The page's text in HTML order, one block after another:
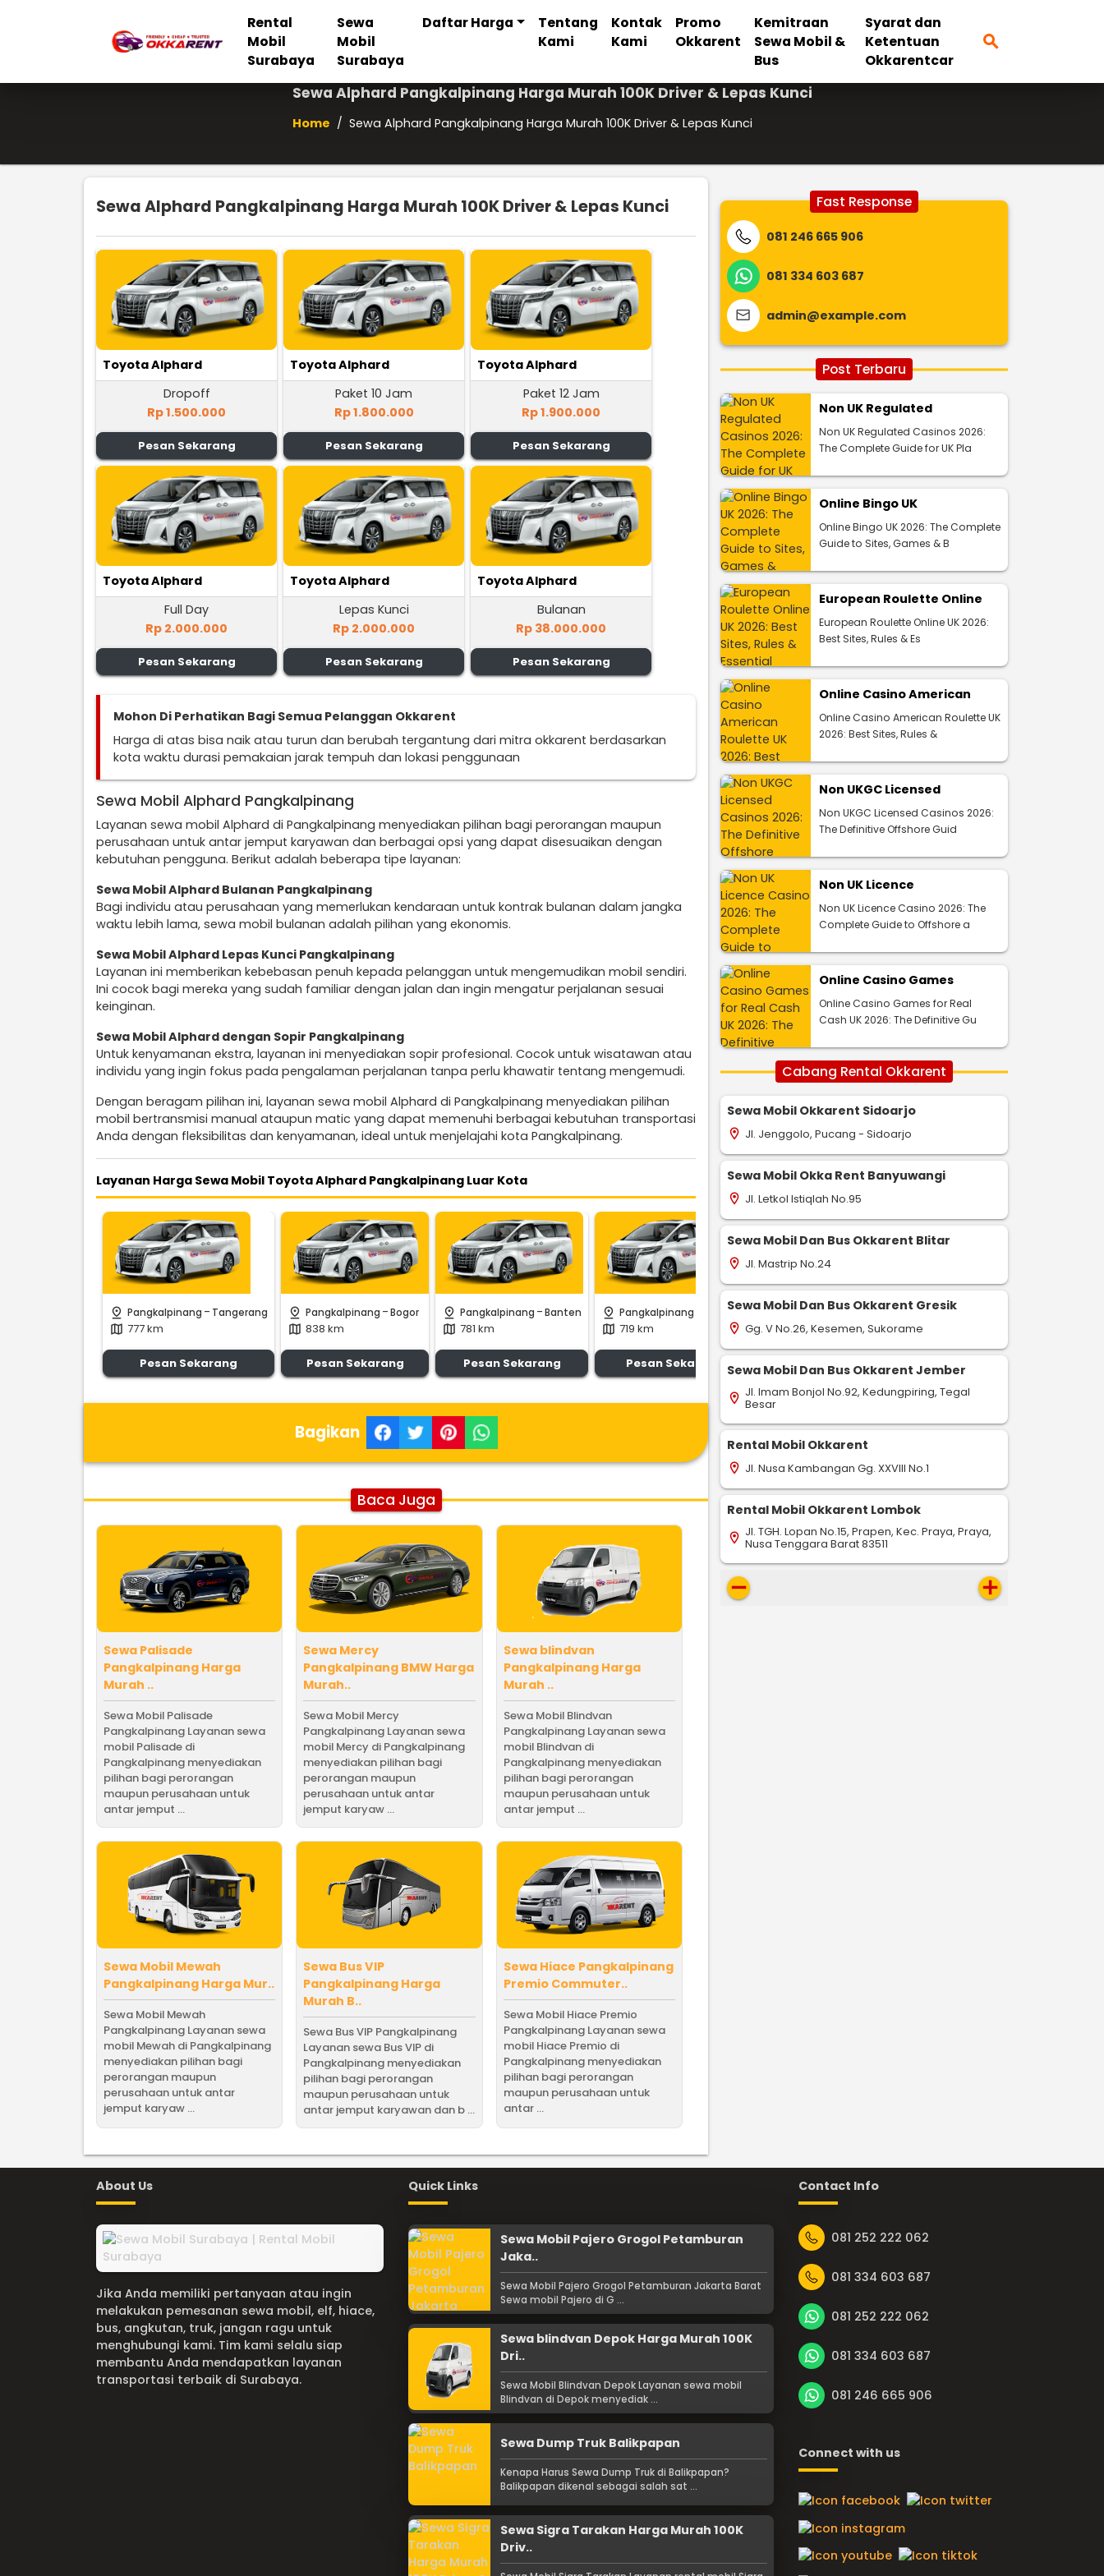
Rental
Mobil
Surabaya
Sewa
Mobil
Surabaya
Daftar Harga
Tentang
Kami
Kontak
Kami
Promo
Okkarent
Kemitraan
Sewa Mobil &
Bus
Syarat dan
Ketentuan
Okkarentcar
search
Sewa Alphard Pangkalpinang Harga Murah 100K Driver & Lepas Kunci
Home / Sewa Alphard Pangkalpinang Harga Murah 100K Driver & Lepas Kunci
Sewa Alphard Pangkalpinang Harga Murah 100K Driver & Lepas Kunci
Toyota Alphard
Dropoff
Rp 1.500.000
Pesan Sekarang
Toyota Alphard
Paket 10 Jam
Rp 1.800.000
Pesan Sekarang
Toyota Alphard
Paket 12 Jam
Rp 1.900.000
Pesan Sekarang
Toyota Alphard
Full Day
Rp 2.000.000
Pesan Sekarang
Toyota Alphard
Lepas Kunci
Rp 2.000.000
Pesan Sekarang
Toyota Alphard
Bulanan
Rp 38.000.000
Pesan Sekarang
Mohon Di Perhatikan Bagi Semua Pelanggan Okkarent
Harga di atas bisa naik atau turun dan berubah tergantung dari mitra okkarent berdasarkan
kota waktu durasi pemakaian jarak tempuh dan lokasi penggunaan
Sewa Mobil Alphard Pangkalpinang
Layanan sewa mobil Alphard di Pangkalpinang menyediakan pilihan bagi perorangan maupun
perusahaan untuk antar jemput karyawan dan berbagai opsi yang dapat disesuaikan dengan
kebutuhan pengguna. Berikut adalah beberapa tipe layanan:
Sewa Mobil Alphard Bulanan Pangkalpinang
Bagi individu atau perusahaan yang memerlukan kendaraan untuk kontrak bulanan dalam jangka
waktu lebih lama, sewa mobil bulanan adalah pilihan yang ekonomis.
Sewa Mobil Alphard Lepas Kunci Pangkalpinang
Layanan ini memberikan kebebasan penuh kepada pelanggan untuk mengemudikan mobil sendiri.
Ini cocok bagi mereka yang sudah familiar dengan jalan dan ingin mengatur perjalanan sesuai
keinginan.
Sewa Mobil Alphard dengan Sopir Pangkalpinang
Untuk kenyamanan ekstra, layanan ini menyediakan sopir profesional. Cocok untuk wisatawan atau
individu yang ingin fokus pada pengalaman perjalanan tanpa perlu khawatir tentang mengemudi.
Dengan beragam pilihan ini, layanan sewa mobil Alphard di Pangkalpinang menyediakan pilihan
mobil bertransmisi manual ataupun matic yang dapat memenuhi berbagai kebutuhan transportasi
Anda dengan fleksibilitas dan kenyamanan, ideal untuk menjelajahi kota Pangkalpinang.
Layanan Harga Sewa Mobil Toyota Alphard Pangkalpinang Luar Kota
pin_drop Pangkalpinang - Tangerang
map 777 km
Pesan Sekarang
pin_drop Pangkalpinang -Bogor
map 838 km
Pesan Sekarang
pin_drop Pangkalpinang -Banten
map 781 km
Pesan Sekarang
pin_drop Pangkalpinang Bengkulu
map 719 km
Pesan Sekarang
pin_drop Pangkalpinang-Bandarlampung
map 585 km
Pesan Sekarang Pesan Sekarang
Bagikan
Baca Juga
Sewa Palisade
Pangkalpinang Harga
Murah ..
Sewa Mobil Palisade
Pangkalpinang Layanan sewa
mobil Palisade di
Pangkalpinang menyediakan
pilihan bagi perorangan
maupun perusahaan untuk
antar jemput ...
Sewa Mercy
Pangkalpinang BMW Harga
Murah..
Sewa Mobil Mercy
Pangkalpinang Layanan sewa
mobil Mercy di Pangkalpinang
menyediakan pilihan bagi
perorangan maupun
perusahaan untuk antar
jemput karyaw ...
Sewa blindvan
Pangkalpinang Harga
Murah ..
Sewa Mobil Blindvan
Pangkalpinang Layanan sewa
mobil Blindvan di
Pangkalpinang menyediakan
pilihan bagi perorangan
maupun perusahaan untuk
antar jemput ...
Sewa Mobil Mewah
Pangkalpinang Harga Mur..
Sewa Mobil Mewah
Pangkalpinang Layanan sewa
mobil Mewah di Pangkalpinang
menyediakan pilihan bagi
perorangan maupun
perusahaan untuk antar
jemput karyaw ...
Sewa Bus VIP
Pangkalpinang Harga
Murah B..
Sewa Bus VIP Pangkalpinang
Layanan sewa Bus VIP di
Pangkalpinang menyediakan
pilihan bagi perorangan
maupun perusahaan untuk
antar jemput karyawan dan b ...
Sewa Hiace Pangkalpinang
Premio Commuter..
Sewa Mobil Hiace Premio
Pangkalpinang Layanan sewa
mobil Hiace Premio di
Pangkalpinang menyediakan
pilihan bagi perorangan
maupun perusahaan untuk
antar ...
Fast Response
081 246 665 906
081 334 603 687
admin@example.com
Post Terbaru
Non UK Regulated
Non UK Regulated Casinos 2026:
The Complete Guide for UK Pla
Online Bingo UK
Online Bingo UK 2026: The Complete
Guide to Sites, Games & B
European Roulette Online
European Roulette Online UK 2026:
Best Sites, Rules & Es
Online Casino American
Online Casino American Roulette UK
2026: Best Sites, Rules &
Non UKGC Licensed
Non UKGC Licensed Casinos 2026:
The Definitive Offshore Guid
Non UK Licence
Non UK Licence Casino 2026: The
Complete Guide to Offshore a
Online Casino Games
Online Casino Games for Real
Cash UK 2026: The Definitive Gu
Cabang Rental Okkarent
Sewa Mobil Okkarent Sidoarjo
location_on Jl. Jenggolo, Pucang - Sidoarjo
Sewa Mobil Okka Rent Banyuwangi
location_on Jl. Letkol Istiqlah No.95
Sewa Mobil Dan Bus Okkarent Blitar
location_on Jl. Mastrip No.24
Sewa Mobil Dan Bus Okkarent Gresik
location_on Gg. V No.26, Kesemen, Sukorame
Sewa Mobil Dan Bus Okkarent Jember
location_on Jl. Imam Bonjol No.92, Kedungpiring, Tegal
Besar
Rental Mobil Okkarent
location_on Jl. Nusa Kambangan Gg. XXVIII No.1
Rental Mobil Okkarent Lombok
location_on Jl. TGH. Lopan No.15, Prapen, Kec. Praya, Praya,
Nusa Tenggara Barat 83511
remove add
About Us
Jika Anda memiliki pertanyaan atau ingin
melakukan pemesanan sewa mobil, elf, hiace,
bus, angkutan, truk, jangan ragu untuk
menghubungi kami. Tim kami selalu siap
membantu Anda mendapatkan layanan
transportasi terbaik di Surabaya.
Quick Links
Sewa Mobil Pajero Grogol Petamburan
Jaka..
Sewa Mobil Pajero Grogol Petamburan Jakarta Barat
Sewa mobil Pajero di G ...
Sewa blindvan Depok Harga Murah 100K
Dri..
Sewa Mobil Blindvan Depok Layanan sewa mobil
Blindvan di Depok menyediak ...
Sewa Dump Truk Balikpapan
Kenapa Harus Sewa Dump Truk di Balikpapan?
Balikpapan dikenal sebagai salah sat ...
Sewa Sigra Tarakan Harga Murah 100K
Driv..
Contact Info
081 252 222 062
081 334 603 687
081 252 222 062
081 334 603 687
081 246 665 906
Connect with us